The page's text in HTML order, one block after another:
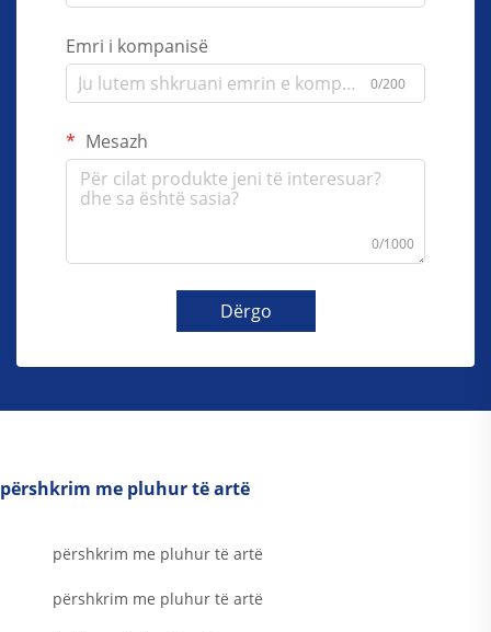
Emri i kompanisë
0/200
Mesazh
0/1000
Dërgo
përshkrim me pluhur të artë
përshkrim me pluhur të artë
përshkrim me pluhur të artë